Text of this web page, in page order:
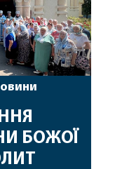
БОЖОЇ